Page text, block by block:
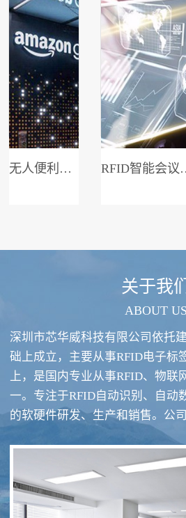
无人便利店系统 RFID
RFID酒类防伪系统方案
关于我们
ABOUT US
深圳市芯华威科技有限公司依托
础上成立，主要从事RFID电子标
上，是国内专业从事RFID、物联
一。专注于RFID自动识别、自动
的软硬件研发、生产和销售。公